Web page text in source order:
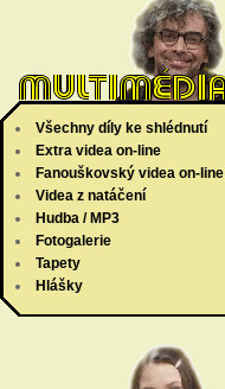
Všechny díly ke shlédnutí
Extra videa on-line
Fanouškovský videa on-line
Videa z natáčení
Hudba / MP3
Fotogalerie
Tapety
Hlášky